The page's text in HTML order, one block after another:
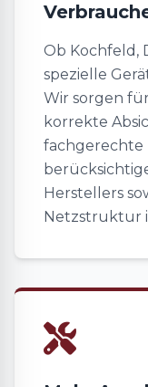
Ob Kochfeld,
spezielle
Wir sorgen
korrekte
fachgerechte
Herstellers
Netzstruktur